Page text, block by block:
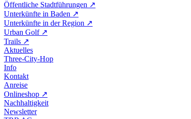
Öffentliche Stadtführungen ↗
Unterkünfte in Baden ↗
Unterkünfte in der Region ↗
Urban Golf ↗
Trails ↗
Aktuelles
Three-City-Hop
Info
Kontakt
Anreise
Onlineshop ↗
Nachhaltigkeit
Newsletter